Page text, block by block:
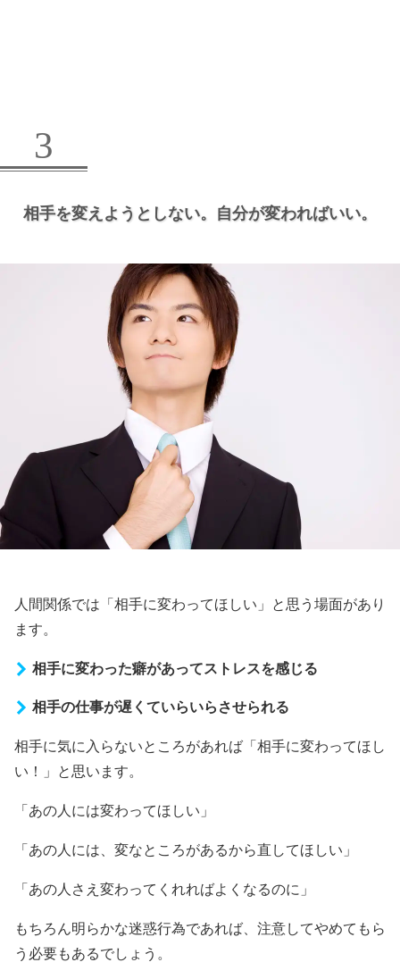
3
相手を変えようとしない。 自分が変わればいい。
人間関係では「相手に変わってほしい」と思う場面があり
ます。
相手に変わった癖があってストレスを感じる
相手の仕事が遅くていらいらさせられる
相手に気に入らないところがあれば「相手に変わってほし
い！」と思います。
「あの人には変わってほしい」
「あの人には、変なところがあるから直してほしい」
「あの人さえ変わってくれればよくなるのに」
もちろん明らかな迷惑行為であれば、注意してやめてもら
う必要もあるでしょう。